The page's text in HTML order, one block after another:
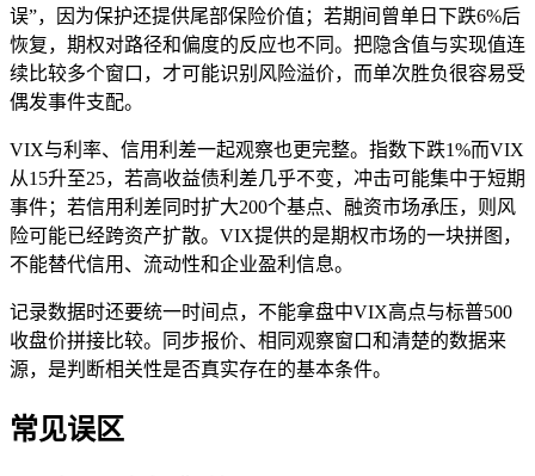
误”，因为保护还提供尾部保险价值；若期间曾单日下跌6%后
恢复，期权对路径和偏度的反应也不同。把隐含值与实现值连
续比较多个窗口，才可能识别风险溢价，而单次胜负很容易受
偶发事件支配。
VIX与利率、信用利差一起观察也更完整。指数下跌1%而VIX
从15升至25，若高收益债利差几乎不变，冲击可能集中于短期
事件；若信用利差同时扩大200个基点、融资市场承压，则风
险可能已经跨资产扩散。VIX提供的是期权市场的一块拼图，
不能替代信用、流动性和企业盈利信息。
记录数据时还要统一时间点，不能拿盘中VIX高点与标普500
收盘价拼接比较。同步报价、相同观察窗口和清楚的数据来
源，是判断相关性是否真实存在的基本条件。
常见误区